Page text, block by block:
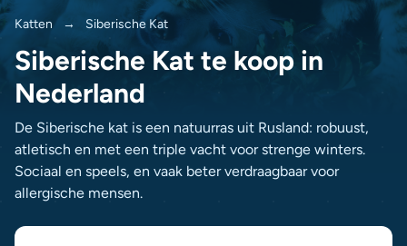
Katten → Siberische Kat
Siberische Kat te koop in
Nederland
De Siberische kat is een natuurras uit Rusland: robuust,
atletisch en met een triple vacht voor strenge winters.
Sociaal en speels, en vaak beter verdraagbaar voor
allergische mensen.